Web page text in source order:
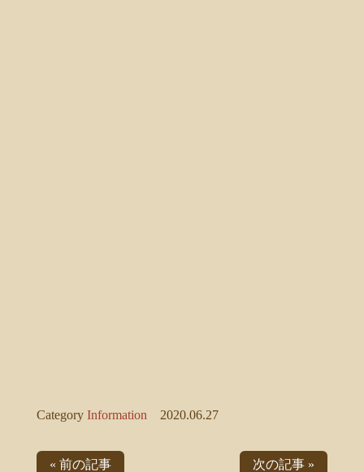
Category Information 2020.06.27
« 前の記事 次の記事 »